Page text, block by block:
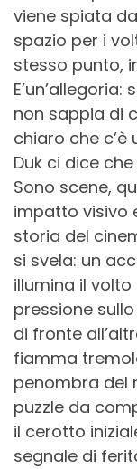
viene spiata
spazio per i
stesso punto,
non sappia di
chiaro che c’è
Duk ci dice
Sono scene,
impatto visivo
storia del
si svela: un
illumina il
pressione
di fronte
fiamma
penombra del
puzzle da
il cerotto
segnale di